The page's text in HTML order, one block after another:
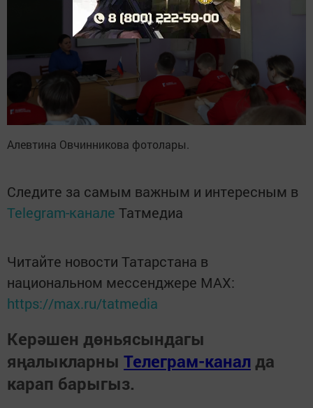
Алевтина Овчинникова фотолары.
Следите за самым важным и интересным в
Telegram-канале Татмедиа
Читайте новости Татарстана в
национальном мессенджере MАХ:
https://max.ru/tatmedia
Керәшен дөньясындагы
яңалыкларны Телеграм-канал да
карап барыгыз.